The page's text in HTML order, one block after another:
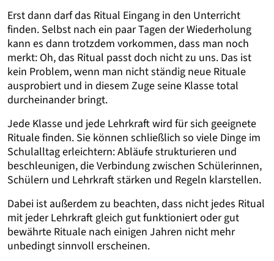
Erst dann darf das Ritual Eingang in den Unterricht
finden. Selbst nach ein paar Tagen der Wiederholung
kann es dann trotzdem vorkommen, dass man noch
merkt: Oh, das Ritual passt doch nicht zu uns. Das ist
kein Problem, wenn man nicht ständig neue Rituale
ausprobiert und in diesem Zuge seine Klasse total
durcheinander bringt.
Jede Klasse und jede Lehrkraft wird für sich geeignete
Rituale finden. Sie können schließlich so viele Dinge im
Schulalltag erleichtern: Abläufe strukturieren und
beschleunigen, die Verbindung zwischen Schülerinnen,
Schülern und Lehrkraft stärken und Regeln klarstellen.
Dabei ist außerdem zu beachten, dass nicht jedes Ritual
mit jeder Lehrkraft gleich gut funktioniert oder gut
bewährte Rituale nach einigen Jahren nicht mehr
unbedingt sinnvoll erscheinen.